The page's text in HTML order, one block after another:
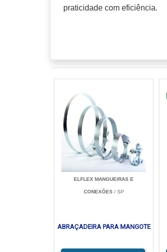
praticidade com eficiência.
ELFLEX MANGUEIRAS E
CONEXÕES/ SP
ABRAÇADEIRA PARA MANGOTE